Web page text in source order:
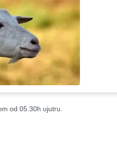
od 05.30h ujutru.